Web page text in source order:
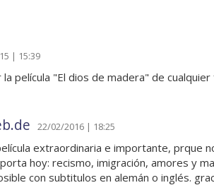
| 15:39
película "El dios de madera" de
22/02/2016 | 18:25
extraordinaria e importante, prque
hoy: recismo, imigración, amores y
con subtitulos en alemán o inglés.